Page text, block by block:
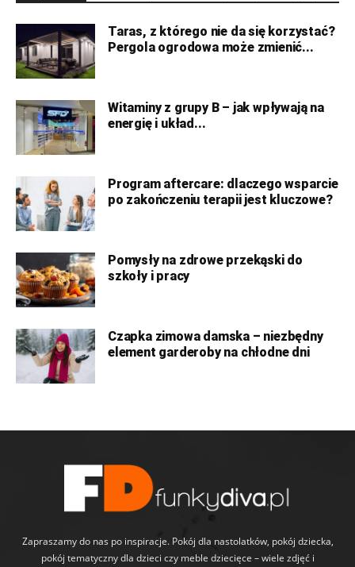
Taras, z którego nie da się korzystać?
Pergola ogrodowa może zmienić...
Witaminy z grupy B – jak wpływają na
energię i układ...
Program aftercare: dlaczego wsparcie
po zakończeniu terapii jest kluczowe?
Pomysły na zdrowe przekąski do
szkoły i pracy
Czapka zimowa damska – niezbędny
element garderoby na chłodne dni
Zapraszamy do nas po inspiracje. Pokój dla nastolatków, pokój dziecka,
pokój tematyczny dla dzieci czy meble dziecięce – wiele zdjęć i